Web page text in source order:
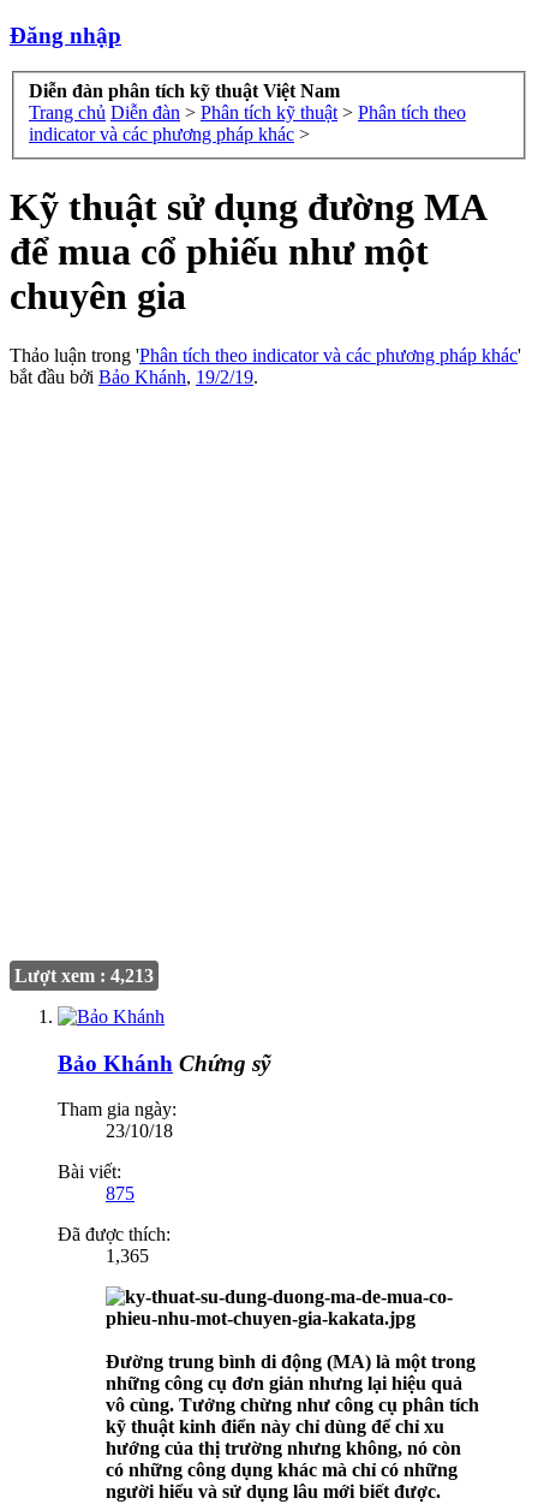
Đăng nhập
Diễn đàn phân tích kỹ thuật Việt Nam
Trang chủ Diễn đàn > Phân tích kỹ thuật > Phân tích theo
indicator và các phương pháp khác >
Kỹ thuật sử dụng đường MA
để mua cổ phiếu như một
chuyên gia
Thảo luận trong 'Phân tích theo indicator và các phương pháp khác'
bắt đầu bởi Bảo Khánh, 19/2/19.
Lượt xem : 4,213
Bảo Khánh Chứng sỹ
Tham gia ngày:
23/10/18
Bài viết:
875
Đã được thích:
1,365
Đường trung bình di động (MA) là một trong
những công cụ đơn giản nhưng lại hiệu quả
vô cùng. Tưởng chừng như công cụ phân tích
kỹ thuật kinh điển này chỉ dùng để chỉ xu
hướng của thị trường nhưng không, nó còn
có những công dụng khác mà chỉ có những
người hiểu và sử dụng lâu mới biết được.